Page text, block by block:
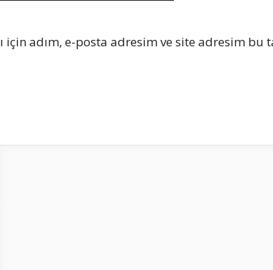
sitesi
adım, e-posta adresim ve site adresim bu